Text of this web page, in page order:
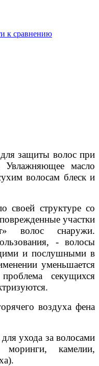
к сравнению
защиты волос при
масло
волосам блеск и
своей структуре со
участки
волос снаружи.
- волосы
и послушными в
уменьшается
секущихся
воздуха фена
ухода за волосами
камелии,